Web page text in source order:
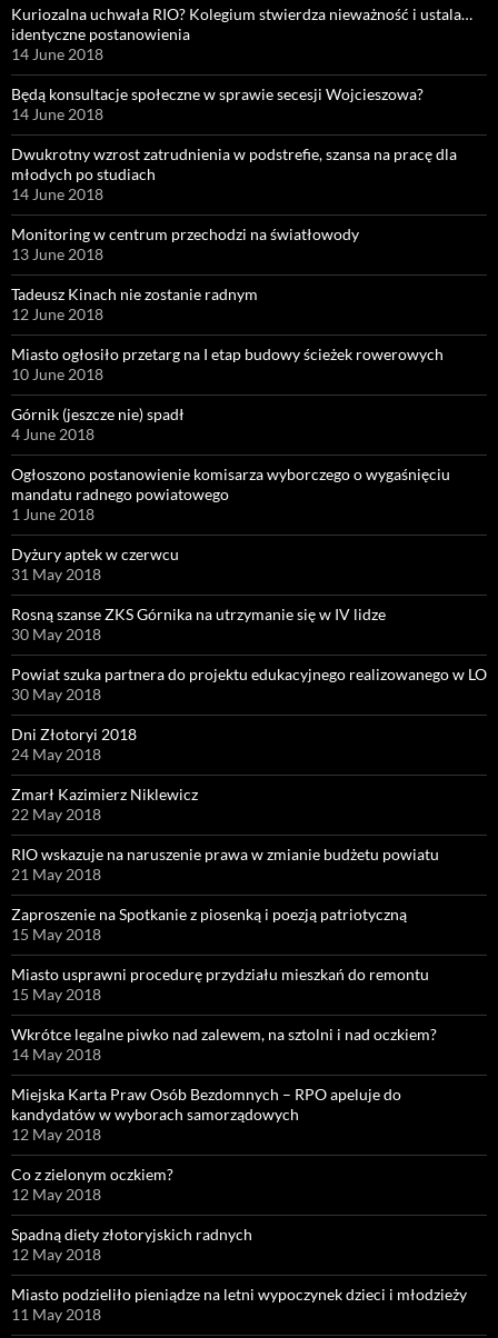
Kuriozalna uchwała RIO? Kolegium stwierdza nieważność i ustala…
identyczne postanowienia
14 June 2018
Będą konsultacje społeczne w sprawie secesji Wojcieszowa?
14 June 2018
Dwukrotny wzrost zatrudnienia w podstrefie, szansa na pracę dla
młodych po studiach
14 June 2018
Monitoring w centrum przechodzi na światłowody
13 June 2018
Tadeusz Kinach nie zostanie radnym
12 June 2018
Miasto ogłosiło przetarg na I etap budowy ścieżek rowerowych
10 June 2018
Górnik (jeszcze nie) spadł
4 June 2018
Ogłoszono postanowienie komisarza wyborczego o wygaśnięciu
mandatu radnego powiatowego
1 June 2018
Dyżury aptek w czerwcu
31 May 2018
Rosną szanse ZKS Górnika na utrzymanie się w IV lidze
30 May 2018
Powiat szuka partnera do projektu edukacyjnego realizowanego w LO
30 May 2018
Dni Złotoryi 2018
24 May 2018
Zmarł Kazimierz Niklewicz
22 May 2018
RIO wskazuje na naruszenie prawa w zmianie budżetu powiatu
21 May 2018
Zaproszenie na Spotkanie z piosenką i poezją patriotyczną
15 May 2018
Miasto usprawni procedurę przydziału mieszkań do remontu
15 May 2018
Wkrótce legalne piwko nad zalewem, na sztolni i nad oczkiem?
14 May 2018
Miejska Karta Praw Osób Bezdomnych – RPO apeluje do
kandydatów w wyborach samorządowych
12 May 2018
Co z zielonym oczkiem?
12 May 2018
Spadną diety złotoryjskich radnych
12 May 2018
Miasto podzieliło pieniądze na letni wypoczynek dzieci i młodzieży
11 May 2018